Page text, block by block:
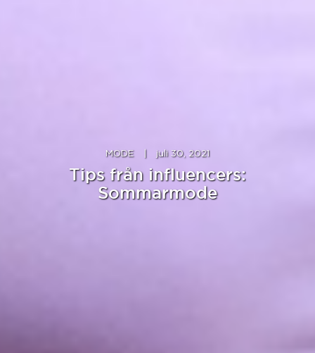
MODE juli 30, 2021
Tips från influencers:
Sommarmode